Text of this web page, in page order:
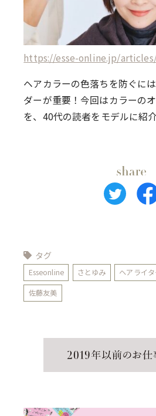
https://esse-online.jp/
ヘアカラーの色落ちを防ぐに
ダーが重要！今回はカラーの
を、40代の読者をモデルに紹介
タグ
Esseonline さとゆみ ヘアライ
佐藤友美